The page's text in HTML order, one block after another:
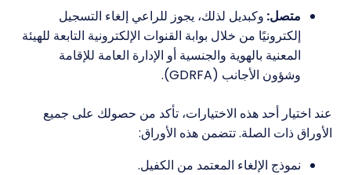
متصل: وكبديل لذلك، يجوز للراعي إلغاء التسجيل
إلكترونيًا من خلال بوابة القنوات الإلكترونية التابعة للهيئة
المعنية بالهوية والجنسية أو الإدارة العامة للإقامة
وشؤون الأجانب (GDRFA).
عند اختيار أحد هذه الاختيارات، تأكد من حصولك على جميع
الأوراق ذات الصلة. تتضمن هذه الأوراق:
نموذج الإلغاء المعتمد من الكفيل.